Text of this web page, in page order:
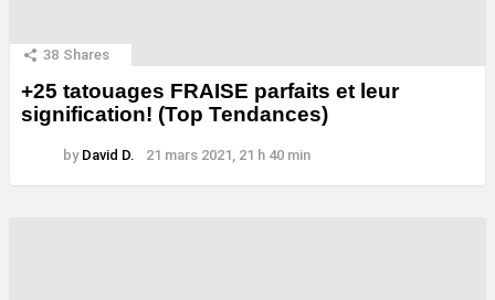
38 Shares
+25 tatouages ​​FRAISE parfaits et leur
signification! (Top Tendances)
by David D. 21 mars 2021, 21 h 40 min